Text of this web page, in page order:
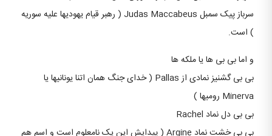
سرباز پیک سمبل Judas Maccabeus ( رهبر قیام یهودیها علیه سوریه
) است.
و اما بی بی ها یا ملکه ها
بی بی گشنیز نمادی از Pallas ( خدای جنگ همان اتنا یونانیها یا
Minerva رومیها )
بی بی دل نماد Rachel
بی بی خشت نماد Argine ( پیدایش این یک نامعلوم است و اسم هم